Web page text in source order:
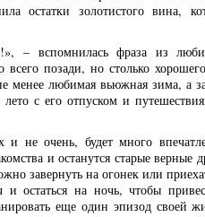
остатки золотистого вина,
– вспомнилась фраза из
позади, но столько
менее любимая вьюжная зима, а
с его отпуском и
и не очень, будет много
и останутся старые верные
завернуть на огонек или
остаться на ночь, чтобы
еще один эпизод своей